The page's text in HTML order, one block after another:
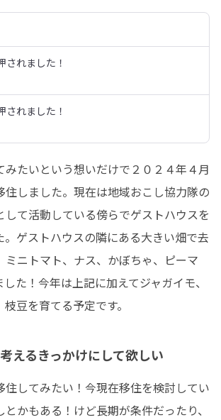
されました！
されました！
みたいという想いだけで２０２４年４月
住しました。現在は地域おこし協力隊の
して活動している傍らでゲストハウスを
。ゲストハウスの隣にある大きい畑で去
ミニトマト、ナス、かぼちゃ、ピーマ
た！今年は上記に加えてジャガイモ、
豆を育てる予定です。
えるきっかけにして欲しい
住してみたい！今現在移住を検討してい
かもある！けど長期が条件だったり、